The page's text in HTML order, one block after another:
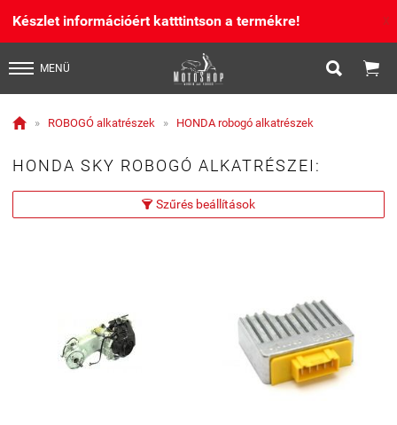
Készlet információért katttintson a termékre! X
MENÜ  
 » ROBOGÓ alkatrészek » HONDA robogó alkatrészek
HONDA SKY ROBOGÓ ALKATRÉSZEI:
 Szűrés beállítások